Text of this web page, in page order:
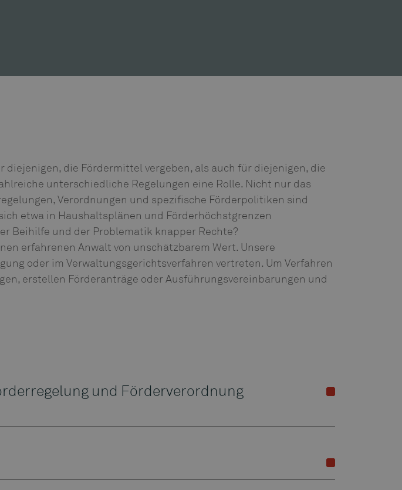
die Fördermittel vergeben, als auch für diejenigen, die
unterschiedliche Regelungen eine Rolle. Nicht nur das
Verordnungen und spezifische Förderpolitiken sind
etwa in Haushaltsplänen und Förderhöchstgrenzen
Beihilfe und der Problematik knapper Rechte?
erfahrenen Anwalt von unschätzbarem Wert. Unsere
oder im Verwaltungsgerichtsverfahren vertreten. Um Verfahren
erstellen Förderanträge oder Ausführungsvereinbarungen und
und Förderverordnung